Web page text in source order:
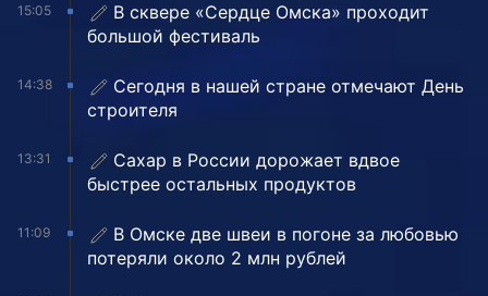
15:05
В сквере «Сердце Омска» проходит
большой фестиваль
14:38
Сегодня в нашей стране отмечают День
строителя
13:31
Сахар в России дорожает вдвое
быстрее остальных продуктов
11:09
В Омске две швеи в погоне за любовью
потеряли около 2 млн рублей